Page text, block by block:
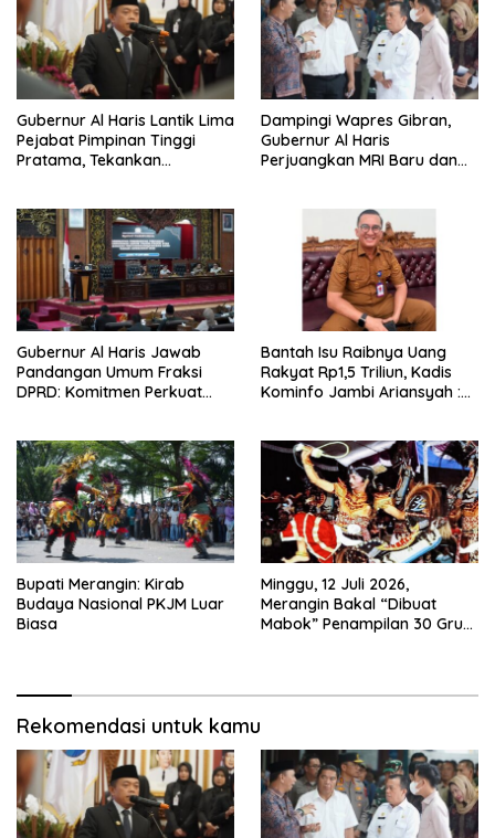
Gubernur Al Haris Lantik Lima
Pejabat Pimpinan Tinggi
Pratama, Tekankan
Integritas
Dampingi Wapres Gibran,
Gubernur Al Haris
Perjuangkan MRI Baru dan
Gubernur Al Haris Jawab
Pandangan Umum Fraksi
DPRD: Komitmen Perkuat
Bantah Isu Raibnya Uang
Rakyat Rp1,5 Triliun, Kadis
Kominfo Jambi Ariansyah :
Sejak 2002
Bupati Merangin: Kirab
Budaya Nasional PKJM Luar
Biasa
Minggu, 12 Juli 2026,
Merangin Bakal “Dibuat
Mabok” Penampilan 30 Grup
Rekomendasi untuk kamu